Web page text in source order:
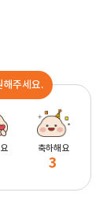
해주세요.
축하해요
3